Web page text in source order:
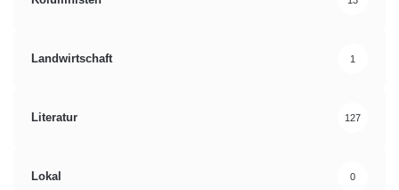
Landwirtschaft 1
Literatur 127
Lokal 0